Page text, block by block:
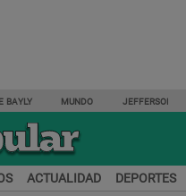
BAYLY MUNDO JEFFERSON
ACTUALIDAD DEPORTES